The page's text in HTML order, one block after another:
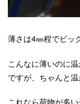
薄さは4㎜程でビッ
こんなに薄いのに
ですが、ちゃんと
これなら荷物が多